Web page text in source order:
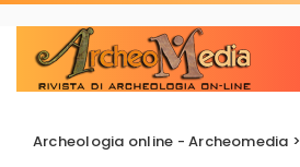
Archeologia online - Archeomedia >